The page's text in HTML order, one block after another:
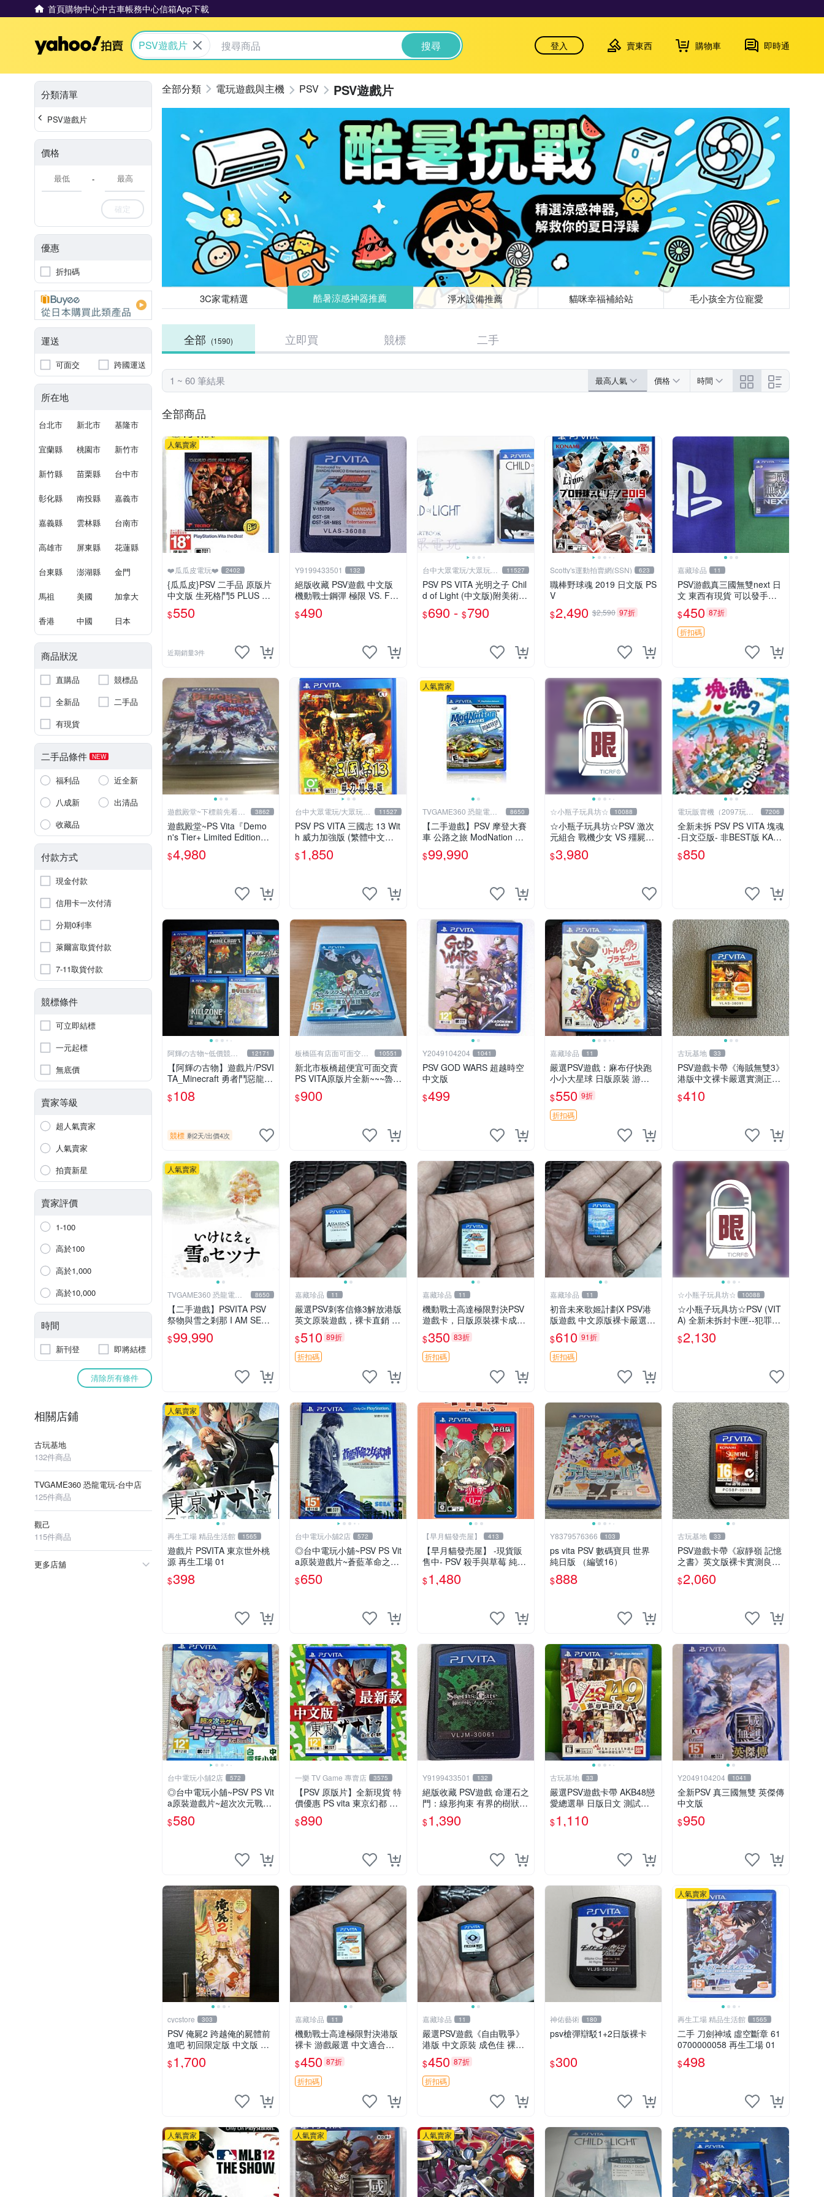
首頁購物中心中古車帳務中心信箱App下載
Yahoo拍賣
PSV遊戲片 搜尋 登入 賣東西 購物車 即時通
分類清單
PSV遊戲片
價格
-
確定
優惠
折扣碼
運送
可面交 跨國運送
所在地
台北市 新北市 基隆市
宜蘭縣 桃園市 新竹市
新竹縣 苗栗縣 台中市
彰化縣 南投縣 嘉義市
嘉義縣 雲林縣 台南市
高雄市 屏東縣 花蓮縣
台東縣 澎湖縣 金門
馬祖 美國 加拿大
香港 中國 日本
商品狀況
直購品
競標品
全新品
二手品
有現貨
二手品條件 NEW
福利品
近全新
八成新
出清品
收藏品
付款方式
現金付款
信用卡一次付清
分期0利率
萊爾富取貨付款
7-11取貨付款
競標條件
可立即結標
一元起標
無底價
賣家等級
超人氣賣家
人氣賣家
拍賣新星
賣家評價
1-100
高於100
高於1,000
高於10,000
時間
新刊登 即將結標
清除所有條件
相關店鋪
古玩基地
132件商品
TVGAME360 恐龍電玩-台中店
125件商品
觀己
115件商品
更多店舖
電玩遊戲與主機 PSV PSV遊戲片
3C家電精選 酷暑涼感神器推薦 淨水設備推薦 貓咪幸福補給站 毛小孩全方位寵愛
全部 (1590) 立即買 競標 二手
1 ~ 60 筆結果 最高人氣 價格 時間
全部商品
人氣賣家
❤️瓜瓜皮電玩❤️ 2402
{瓜瓜皮}PSV 二手品 原版片
中文版 生死格鬥5 PLUS De
ad or Alive 5(遊戲都有回收)
$550
近期銷量3件
Y9199433501 132
絕版收藏 PSV遊戲 中文版
機動戰士鋼彈 極限 VS. FO
RCE
$490
台中大眾電玩/大眾玩具
店
11527
PSV PS VITA 光明之子 Chil
d of Light (中文版)附美術設
定集(二手商品)【台中大眾
電玩】
$690 - $790
已售完
Scotty's運動拍賣網(SSN) 623
職棒野球魂 2019 日文版 PS
V
$2,490 $2,590 97折
嘉藏珍品 11
PSV游戲真三國無雙next 日
文 東西有現貨 可以發手物
品 無質量問題售不退不換
$450 87折
折扣碼
遊戲殿堂~下標前先看賣
場關於我
3862
遊戲殿堂~PS Vita『Demo
n's Tier+ Limited Edition』
全新稀有實體片-全球限量1
500片
$4,980
台中大眾電玩/大眾玩具
店
11527
PSV PS VITA 三國志 13 Wit
h 威力加強版 (繁體中文版)*
*(二手商品)【台中大眾電
玩】
$1,850
人氣賣家
TVGAME360 恐龍電玩- 8650
【二手遊戲】PSV 摩登大賽
車 公路之旅 ModNation Ra
cers 中文版 【台中恐龍電
玩】
$99,990
☆小瓶子玩具坊☆ 10088
☆小瓶子玩具坊☆PSV 激次
元組合 戰機少女 VS 殭屍軍
團 animate 店舖特典 限定
版(日版)+特典--CD
$3,980
電玩販賣機（2097玩具
公仔舖
7206
全新未拆 PSV PS VITA 塊魂
-日文亞版- 非BEST版 KATA
MARI
$850
阿輝の古物~低價競標
五六日結標
12171
【阿輝の古物】遊戲片/PSVI
TA_Minecraft 勇者鬥惡龍
殺戮地帶 英雄傳說 槍彈辯
駁 一批合售_刮痕污漬_1元
$108
競標 剩2天/出價4次
板橋區有店面可面交高
價回收電玩
10551
新北市板橋超便宜可面交賣
PS VITA原版片全新~~~魯弗
蘭的地下迷宮與魔女的旅團
~~~便宜賣
$900
Y2049104204 1041
PSV GOD WARS 超越時空
中文版
$499
嘉藏珍品 11
嚴選PSV遊戲：麻布仔快跑
小小大星球 日版原裝 游玩
成色佳 小小大星球 psv 麻布
仔快跑 測試無誤
$550 9折
折扣碼
古玩基地 33
PSV遊戲卡帶《海賊無雙3》
港版中文裸卡嚴選實測正常
索尼PSV專用 港版直營 psv
海賊無雙 港版
$410
人氣賣家
TVGAME360 恐龍電玩- 8650
【二手遊戲】PSVITA PSV
祭物與雪之剎那 I AM SETS
UN 日文版【台中恐龍電
玩】
$99,990
嘉藏珍品 11
嚴選PSV刺客信條3解放港版
英文原裝遊戲，裸卡直銷 刺
客信條3 游戲 港版游戲
$510 89折
折扣碼
嘉藏珍品 11
機動戰士高達極限對決PSV
遊戲卡，日版原裝祼卡成色
佳 機動戰士高達極限對決 P
SV 日版 裸卡 成品
$350 83折
折扣碼
嘉藏珍品 11
初音未來歌姬計劃X PSV港
版遊戲 中文原版裸卡嚴選
初音未來 畫集 游戲 限量版
$610 91折
折扣碼
☆小瓶子玩具坊☆ 10088
☆小瓶子玩具坊☆PSV (VIT
A) 全新未拆封卡匣--犯罪少
女2《Criminal Girls 2》限
定版 (日版)
$2,130
人氣賣家
再生工場 精品生活館 1565
遊戲片 PSVITA 東京世外桃
源 再生工場 01
$398
台中電玩小舖2店 572
◎台中電玩小舖~PSV PS Vit
a原裝遊戲片~蒼藍革命之女
武神 中文版 中文版 ~650
$650
【早月貓發売屋】 413
【早月貓發売屋】 -現貨販
售中- PSV 殺手與草莓 純日
版 日文版 ※戀愛×懸疑※ 戀
愛ADV遊戲
$1,480
Y8379576366 103
ps vita PSV 數碼寶貝 世界
純日版 （編號16）
$888
古玩基地 33
PSV遊戲卡帶《寂靜嶺 記憶
之書》英文版裸卡實測良好
限定PSV平臺獨享 廚房遊戲
獲得熱銷推薦 寂靜嶺 電玩
$2,060
台中電玩小舖2店 572
◎台中電玩小舖~PSV PS Vit
a原裝遊戲片~超次次元戰記
$580
一樂 TV Game 專賣店 3575
【PSV 原版片】全新現貨 特
價優惠 PS vita 東京幻都 TO
KYO XANADU 中文版【台
中一樂電玩】
$890
Y9199433501 132
絕版收藏 PSV遊戲 命運石之
門：線形拘束 有界的樹狀圖
日版 VLJM-30061
$1,390
古玩基地 33
嚴選PSV遊戲卡帶 AKB48戀
愛總選舉 日版日文 測試正
常 游戲卡帶 磨痕 壓痕 成色
圖
$1,110
Y2049104204 1041
全新PSV 真三國無雙 英傑傳
中文版
$950
cycstore 303
PSV 俺屍2 跨越俺的屍體前
進吧 初回限定版 中文版 全
新未拆封 X200
$1,700
嘉藏珍品 11
機動戰士高達極限對決港版
裸卡 游戲嚴選 中文適合收
藏 機動戰士 高達對決 游戲
機
$450 87折
折扣碼
嘉藏珍品 11
嚴選PSV遊戲《自由戰爭》
港版 中文原裝 成色佳 裸卡
自由戰爭 PSV 港版 中文
$450 87折
折扣碼
神佑藝術 180
psv槍彈辯駁1+2日版裸卡
$300
人氣賣家
再生工場 精品生活館 1565
二手 刀劍神域 虛空斷章 61
0700000058 再生工場 01
$498
人氣賣家 人氣賣家 人氣賣家